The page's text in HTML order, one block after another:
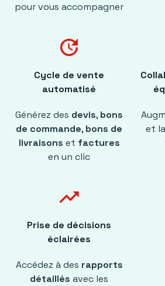
pour vous accompagner
update
Cycle de vente
automatisé
Générez des devis, bons
de commande, bons de
livraisons et factures
en un clic
et la
trending_up
Prise de décisions
éclairées
Accédez à des rapports
détaillés avec les